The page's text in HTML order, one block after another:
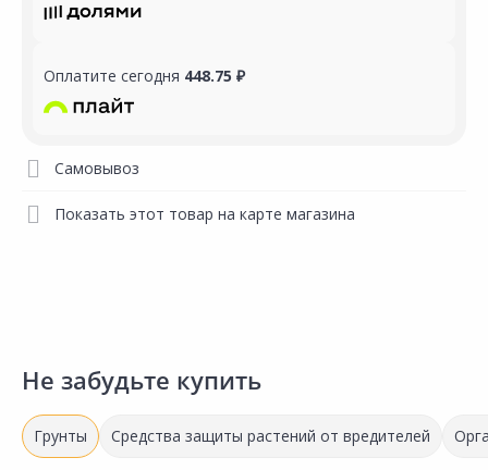
Оплатите сегодня 448.75 ₽
Самовывоз
Показать этот товар на карте магазина
Не забудьте купить
Грунты Средства защиты растений от вредителей